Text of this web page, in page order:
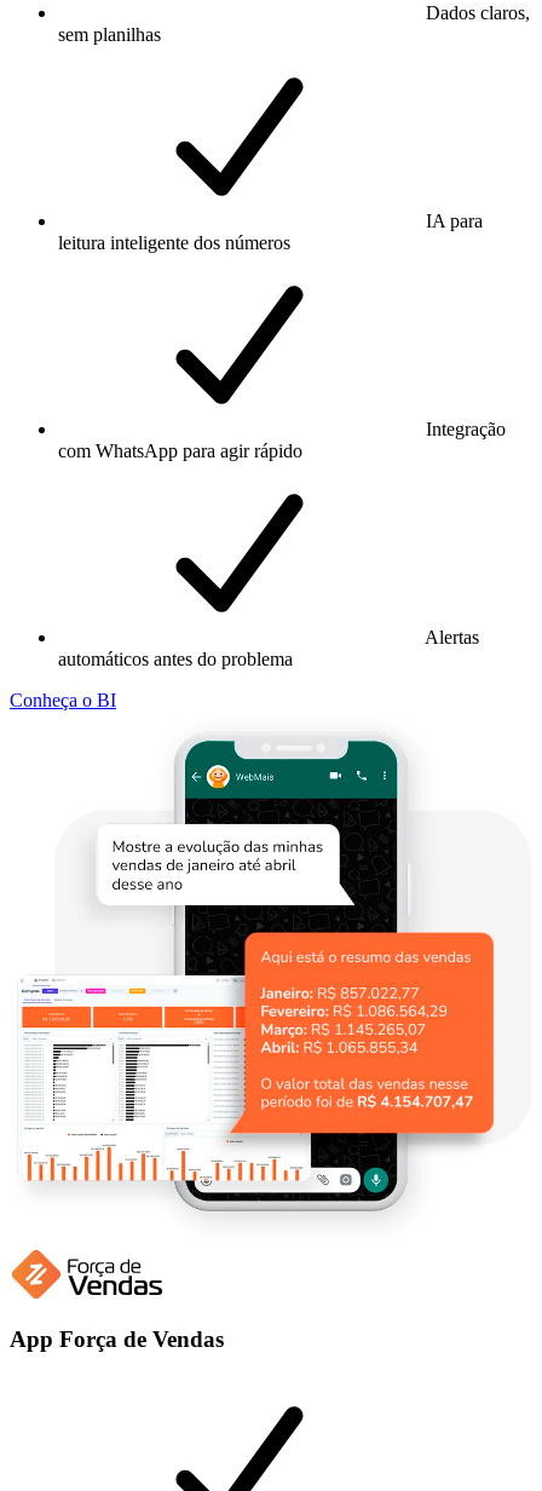
Dados claros,
sem planilhas
IA para
leitura inteligente dos números
Integração
com WhatsApp para agir rápido
Alertas
automáticos antes do problema
Conheça o BI
App Força de Vendas